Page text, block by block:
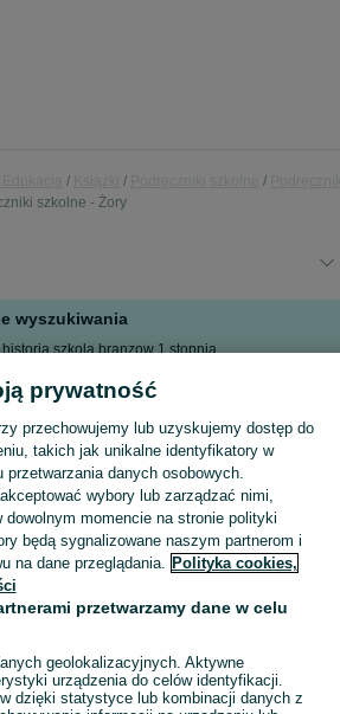
szkolne - Żory
wyszukiwania
szkola branzow 1 stopnia
do szkoly pranxowej
na czasie 1
Sprzedaż podręczników do szkoły Żory ▶️ matematyka, polski, historia i inne ✅ Nowe i używane w super cenach ✌ Kupuj i sprzedawaj na OLX.pl! Zobacz
prywatność
przechowujemy lub uzyskujemy dostęp do
takich jak unikalne identyfikatory w
przetwarzania danych osobowych.
wybory lub zarządzać nimi,
dowolnym momencie na stronie polityki
będą sygnalizowane naszym partnerom i
na dane przeglądania. Polityka cookies,
przetwarzamy dane w celu
geolokalizacyjnych. Aktywne
urządzenia do celów identyfikacji.
dzięki statystyce lub kombinacji danych z